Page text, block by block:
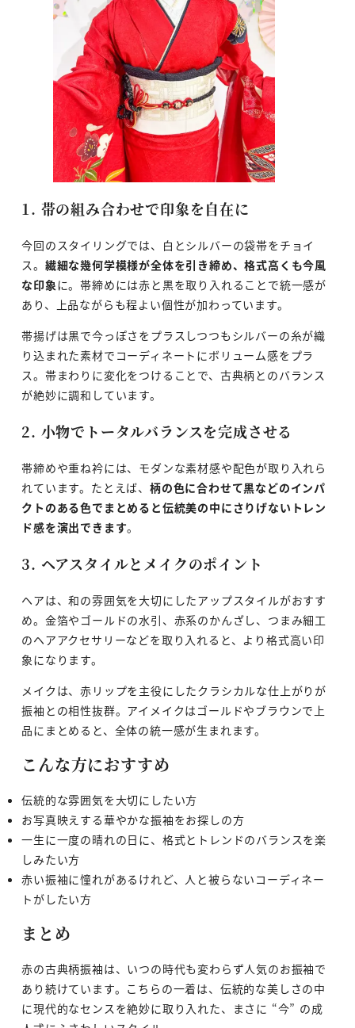
1. 帯の組み合わせで印象を自在に
今回のスタイリングでは、白とシルバーの袋帯をチョイ
ス。 繊細な幾何学模様が全体を引き締め、格式高くも今風
な印象に。帯締めには赤と黒を取り入れることで統一感が
あり、上品ながらも程よい個性が加わっています。
帯揚げは黒で今っぽさをプラスしつつもシルバーの糸が織
り込まれた素材でコーディネートにボリューム感をプラ
ス。帯まわりに変化をつけることで、古典柄とのバランス
が絶妙に調和しています。
2. 小物でトータルバランスを完成させる
帯締めや重ね衿には、モダンな素材感や配色が取り入れら
れています。たとえば、 柄の色に合わせて黒などのインパ
クトのある色でまとめると伝統美の中にさりげないトレン
ド感を演出できます。
3. ヘアスタイルとメイクのポイント
ヘアは、和の雰囲気を大切にしたアップスタイルがおすす
め。金箔やゴールドの水引、赤系のかんざし、つまみ細工
のヘアアクセサリーなどを取り入れると、より格式高い印
象になります。
メイクは、赤リップを主役にしたクラシカルな仕上がりが
振袖との相性抜群。アイメイクはゴールドやブラウンで上
品にまとめると、全体の統一感が生まれます。
こんな方におすすめ
伝統的な雰囲気を大切にしたい方
お写真映えする華やかな振袖をお探しの方
一生に一度の晴れの日に、格式とトレンドのバランスを楽
しみたい方
赤い振袖に憧れがあるけれど、人と被らないコーディネー
トがしたい方
まとめ
赤の古典柄振袖は、いつの時代も変わらず人気のお振袖で
あり続けています。こちらの一着は、伝統的な美しさの中
に現代的なセンスを絶妙に取り入れた、まさに “今” の成